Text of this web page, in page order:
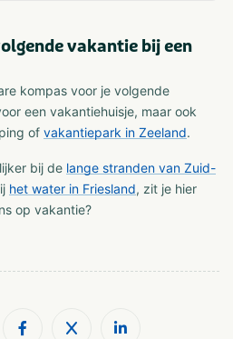
vakantie bij een
kompas voor je volgende
een vakantiehuisje, maar ook
of vakantiepark in Zeeland.
bij de lange stranden van Zuid-
het water in Friesland, zit je hier
op vakantie?